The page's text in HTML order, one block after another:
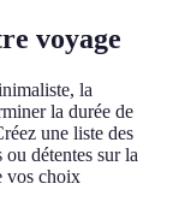
voyage
la
la durée de
une liste des
détentes sur la
vos choix